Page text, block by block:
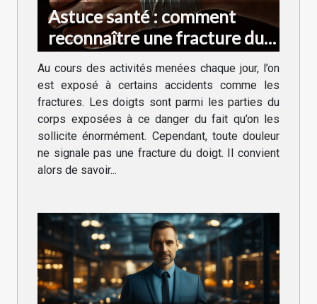
Astuce santé : comment
reconnaître une fracture du
doigt ?
Au cours des activités menées chaque jour, l’on
est exposé à certains accidents comme les
fractures. Les doigts sont parmi les parties du
corps exposées à ce danger du fait qu’on les
sollicite énormément. Cependant, toute douleur
ne signale pas une fracture du doigt. Il convient
alors de savoir...